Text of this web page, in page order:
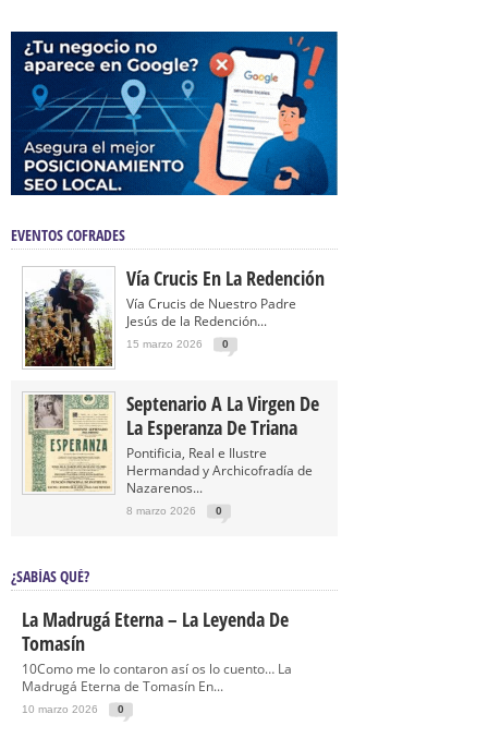
EVENTOS COFRADES
Vía Crucis En La Redención
Vía Crucis de Nuestro Padre
Jesús de la Redención...
15 marzo 2026 0
Septenario A La Virgen De
La Esperanza De Triana
Pontificia, Real e Ilustre
Hermandad y Archicofradía de
Nazarenos...
8 marzo 2026 0
¿SABÍAS QUÉ?
La Madrugá Eterna – La Leyenda De
Tomasín
10Como me lo contaron así os lo cuento… La
Madrugá Eterna de Tomasín En...
10 marzo 2026 0